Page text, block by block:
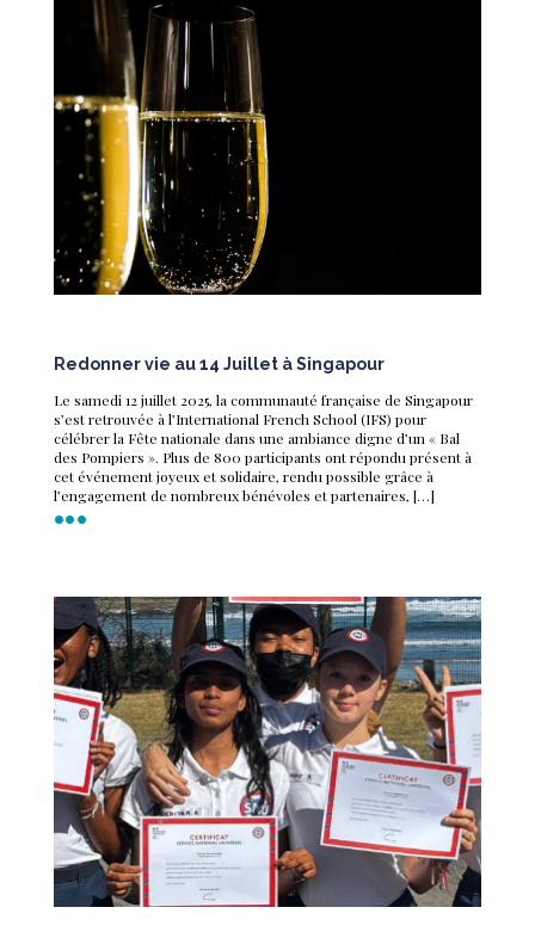
Redonner vie au 14 Juillet à Singapour
Le samedi 12 juillet 2025, la communauté française de Singapour
s’est retrouvée à l’International French School (IFS) pour
célébrer la Fête nationale dans une ambiance digne d’un « Bal
des Pompiers ». Plus de 800 participants ont répondu présent à
cet événement joyeux et solidaire, rendu possible grâce à
l’engagement de nombreux bénévoles et partenaires, […]
•••